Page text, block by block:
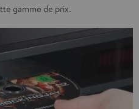
gamme de prix.